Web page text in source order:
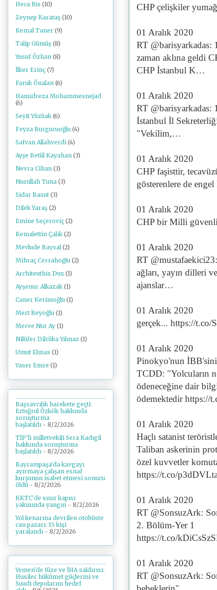
CHP çelişkiler
01 Aralık 2020
RT
zaman aklına geldi
CHP İstanbul K…
01 Aralık 2020
RT @barisyarkadas:
İstanbul İl
"Vekilim,…
01 Aralık 2020
CHP faşisttir,
gösterenlere de
01 Aralık 2020
CHP bir Milli
01 Aralık 2020
RT
ağları, yayın dilleri
ajanslar…
01 Aralık 2020
gerçek... https://t.co/
01 Aralık 2020
Pinokyo'nun
TCDD: "Yolcuların
ödeneceğine dair
ödemektedir https://
01 Aralık 2020
Haçlı satanist
Taliban askerinin
özel kuvvetler
https://t.co/
01 Aralık 2020
RT @SonsuzArk:
2. Bölüm-Yer 1
https://t.co/
01 Aralık 2020
RT @SonsuzArk:
Heca Ris (10)
Zeynep Karataş (10)
Kemal Taner (9)
Talip Gümüş (8)
Yusuf Özhan (8)
İlker Erinç (7)
Faruk Önalan (6)
Hamidreza Mohammesnejad
(6)
Seyit Yüzüak (6)
Feyza Burgucuoğlu (4)
Safvan Allahverdi (4)
Ayşe Betül Kayahan (3)
Nevra Cihan (3)
Nurullah Tuna (3)
Sidar Basut (3)
Dilek Yaraş (2)
Emine Seçeroviç (2)
Kemalettin Çalık (2)
Mevlude Baysal (2)
Mihraç Cerrahoğlu (2)
Architeuthis Dux (1)
Ayşenur Alkazak (1)
Caner Kerimoğlu (1)
Mert Beyoğlu (1)
Merve Nur Ay (1)
Nilüfer Dilrûba Yılmaz (1)
Umut Elmas (1)
Yaser Emre (1)
Başsavcılık harekete geçti:
Ertuğrul Özkök hakkında
soruşturma
başlatıldı - 8/2/2026
TİP'li milletvekili Sera Kadıgil
hakkında soruşturma
başlatıldı - 8/2/2026
Bayrampaşa'da kavgayı
ayırmaya çalışan esnaf
kurşunun isabet etmesi sonucu
öldü - 8/2/2026
KKTC'de sınır kapısı
yakınında yangın - 8/2/2026
Yol kenarına devrilen otobüste
can pazarı: 15 kişi
yaralandı - 8/2/2026
Yemen'de füze ve İHA saldırısı:
Husiler hükümet güçlerini ve
Suudi depolarını hedef